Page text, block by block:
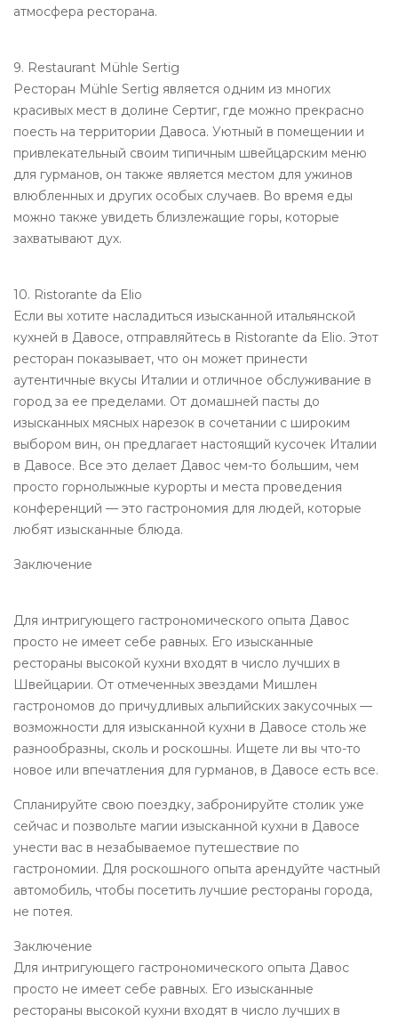
атмосфера ресторана.
9. Restaurant Mühle Sertig
Ресторан Mühle Sertig является одним из многих
красивых мест в долине Сертиг, где можно прекрасно
поесть на территории Давоса. Уютный в помещении и
привлекательный своим типичным швейцарским меню
для гурманов, он также является местом для ужинов
влюбленных и других особых случаев. Во время еды
можно также увидеть близлежащие горы, которые
захватывают дух.
10. Ristorante da Elio
Если вы хотите насладиться изысканной итальянской
кухней в Давосе, отправляйтесь в Ristorante da Elio. Этот
ресторан показывает, что он может принести
аутентичные вкусы Италии и отличное обслуживание в
город за ее пределами. От домашней пасты до
изысканных мясных нарезок в сочетании с широким
выбором вин, он предлагает настоящий кусочек Италии
в Давосе. Все это делает Давос чем-то большим, чем
просто горнолыжные курорты и места проведения
конференций — это гастрономия для людей, которые
любят изысканные блюда.
Заключение
Для интригующего гастрономического опыта Давос
просто не имеет себе равных. Его изысканные
рестораны высокой кухни входят в число лучших в
Швейцарии. От отмеченных звездами Мишлен
гастрономов до причудливых альпийских закусочных —
возможности для изысканной кухни в Давосе столь же
разнообразны, сколь и роскошны. Ищете ли вы что-то
новое или впечатления для гурманов, в Давосе есть все.
Спланируйте свою поездку, забронируйте столик уже
сейчас и позвольте магии изысканной кухни в Давосе
унести вас в незабываемое путешествие по
гастрономии. Для роскошного опыта арендуйте частный
автомобиль, чтобы посетить лучшие рестораны города,
не потея.
Заключение
Для интригующего гастрономического опыта Давос
просто не имеет себе равных. Его изысканные
рестораны высокой кухни входят в число лучших в